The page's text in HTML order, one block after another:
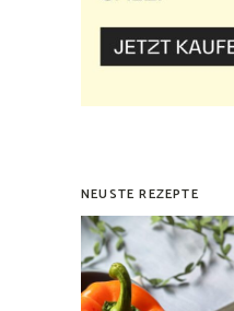
NEUSTE REZEPTE